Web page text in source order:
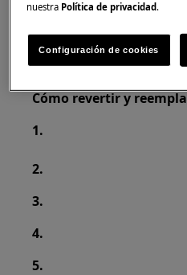
Tenga en cuenta que la
consecuencias para la
correctamente.
Cómo revertir y
1.
2.
3.
4.
5.
nuestra Política de privacidad .
Configuración de cookies